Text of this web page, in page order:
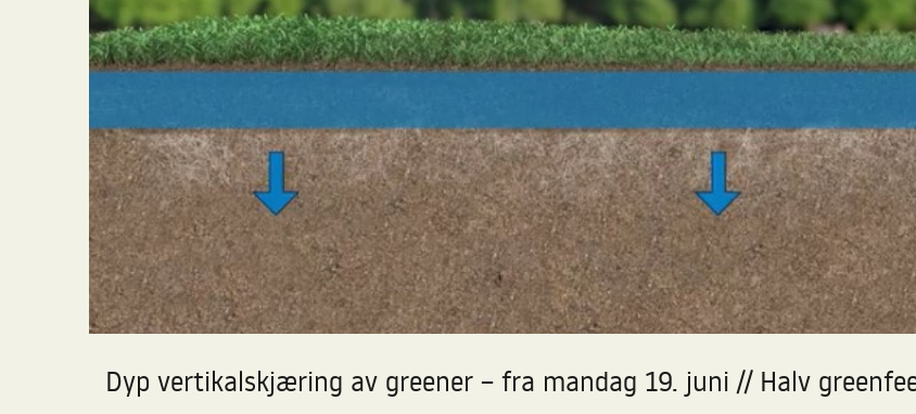
Dyp vertikalskjæring av greener – fra mandag 19. juni // Halv